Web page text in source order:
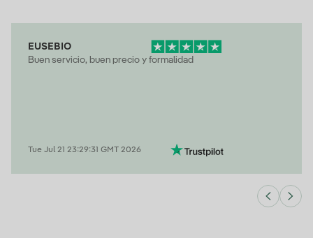
EUSEBIO
Buen servicio, buen precio y formalidad
Tue Jul 21 23:29:31 GMT 2026